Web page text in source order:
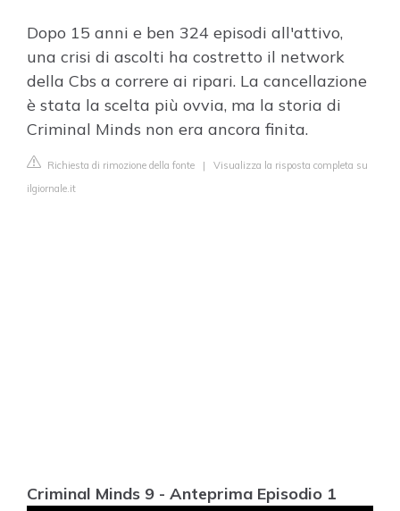
Dopo 15 anni e ben 324 episodi all'attivo,
una crisi di ascolti ha costretto il network
della Cbs a correre ai ripari. La cancellazione
è stata la scelta più ovvia, ma la storia di
Criminal Minds non era ancora finita.
Richiesta di rimozione della fonte | Visualizza la risposta completa su
ilgiornale.it
Criminal Minds 9 - Anteprima Episodio 1